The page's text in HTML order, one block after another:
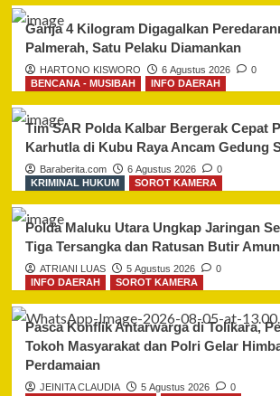
Ganja 4 Kilogram Digagalkan
Palmerah, Satu Pelaku Diamankan
HARTONO KISWORO 6 Agustus 2026
0
BENCANA - MUSIBAH
INFO DAERAH
Tim SAR Polda Kalbar Bergerak Cepat
Karhutla di Kubu Raya Ancam Gedung
Baraberita.com 6 Agustus 2026
0
KRIMINAL HUKUM
SOROT KAMERA
Polda Maluku Utara Ungkap Jaringan
Tiga Tersangka dan Ratusan Butir
ATRIANI LUAS 5 Agustus 2026
0
INFO DAERAH
SOROT KAMERA
Pasca Konflik Antarwarga di Tolikara,
Tokoh Masyarakat dan Polri Gelar
Perdamaian
JEINITA CLAUDIA 5 Agustus 2026
0